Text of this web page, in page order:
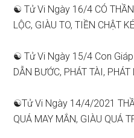
☯ Tử Vi Ngày 16/4 CÓ
LỘC, GIÀU TO, TIỀN CHẬT
☯ Tử Vi Ngày 15/4 Con Giáp
DẪN BƯỚC, PHÁT TÀI, PHÁT
☯Tử Vi Ngày 14/4/2021
QUÁ MAY MẮN, GIÀU QUÁ